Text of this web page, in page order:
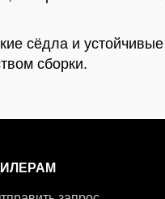
сёдла и
сборки.